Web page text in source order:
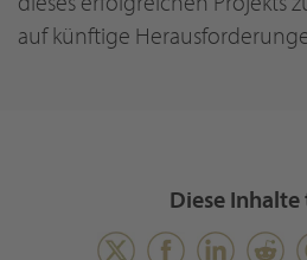
auf künftige
Diese Inhalte